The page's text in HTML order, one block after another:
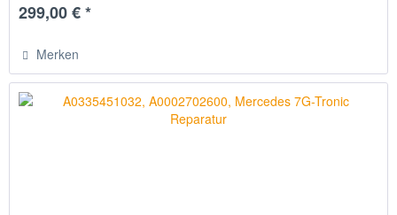
299,00 € *
Merken